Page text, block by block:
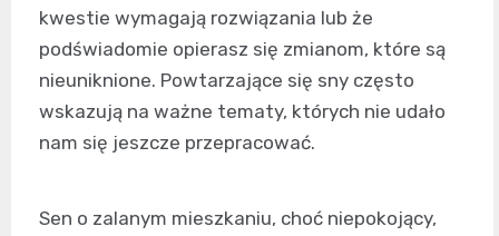
kwestie wymagają rozwiązania lub że
podświadomie opierasz się zmianom, które są
nieuniknione. Powtarzające się sny często
wskazują na ważne tematy, których nie udało
nam się jeszcze przepracować.
Sen o zalanym mieszkaniu, choć niepokojący,